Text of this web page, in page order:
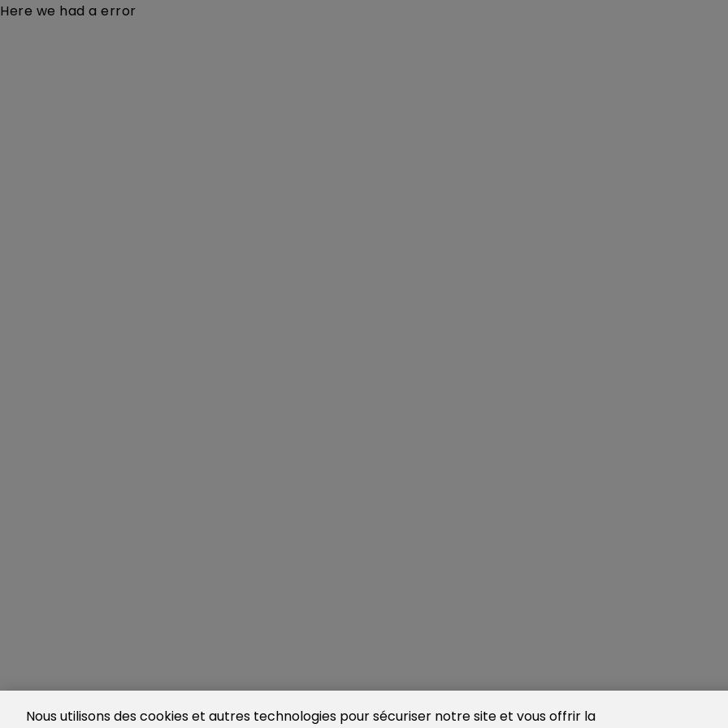
Here we had a error
Nous utilisons des cookies et autres technologies pour sécuriser notre site et vous offrir la